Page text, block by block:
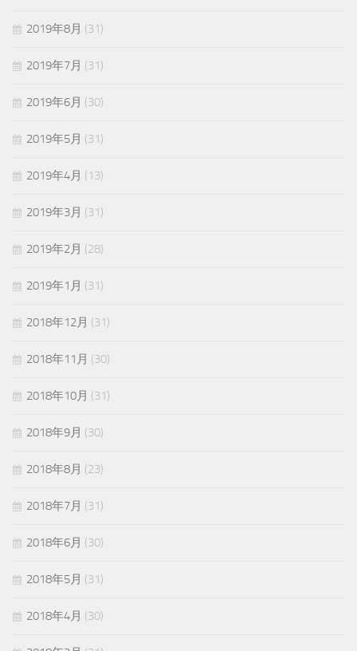
2019年8月 (31)
2019年7月 (31)
2019年6月 (30)
2019年5月 (31)
2019年4月 (13)
2019年3月 (31)
2019年2月 (28)
2019年1月 (31)
2018年12月 (31)
2018年11月 (30)
2018年10月 (31)
2018年9月 (30)
2018年8月 (23)
2018年7月 (31)
2018年6月 (30)
2018年5月 (31)
2018年4月 (30)